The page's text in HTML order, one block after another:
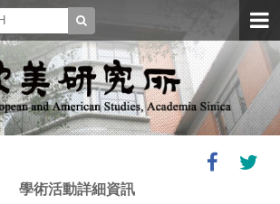
學術活動詳細資訊